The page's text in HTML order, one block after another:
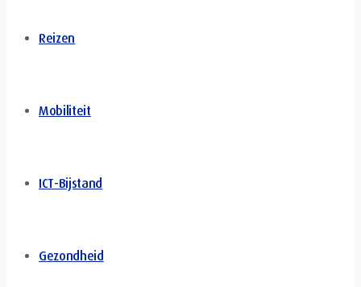
Reizen
Mobiliteit
ICT-Bijstand
Gezondheid